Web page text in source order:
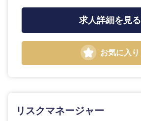
求人詳細を見る
お気に入り
リスクマネージャー